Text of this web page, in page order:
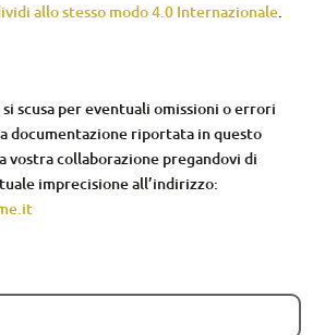
allo stesso modo 4.0 Internazionale.
scusa per eventuali omissioni o errori
documentazione riportata in questo
vostra collaborazione pregandovi di
imprecisione all’indirizzo: